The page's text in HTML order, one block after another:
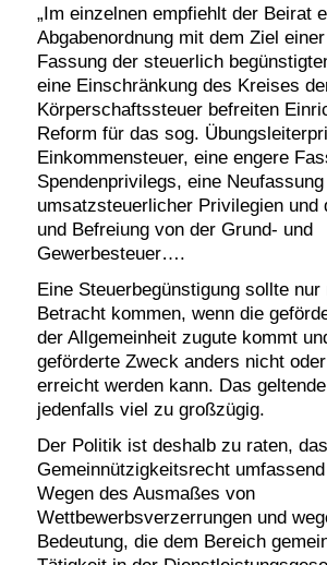
„Im einzelnen empfiehlt der Beirat
Abgabenordnung mit dem Ziel
Fassung der steuerlich
eine Einschränkung des Kreises
Körperschaftssteuer befreiten
Reform für das sog.
Einkommensteuer, eine engere
Spendenprivilegs, eine Neufassung
umsatzsteuerlicher Privilegien und
und Befreiung von der Grund- und
Gewerbesteuer….
Eine Steuerbegünstigung sollte nur
Betracht kommen, wenn die
der Allgemeinheit zugute kommt
geförderte Zweck anders nicht
erreicht werden kann. Das
jedenfalls viel zu großzügig.
Der Politik ist deshalb zu raten, das
Gemeinnützigkeitsrecht
Wegen des Ausmaßes von
Wettbewerbsverzerrungen und
Bedeutung, die dem Bereich